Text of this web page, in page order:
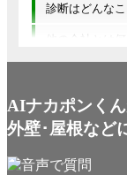
診断はどんな
他の会社とは何
AIナカポンく
外壁･屋根など